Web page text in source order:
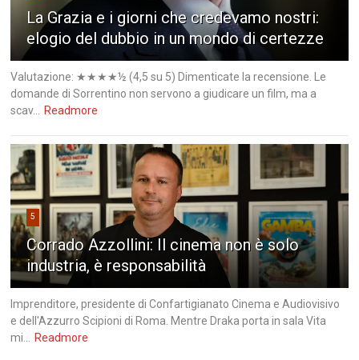
La Grazia e i giorni che credevamo nostri:
elogio del dubbio in un mondo di certezze
Valutazione: ★★★★½ (4,5 su 5) Dimenticate la recensione. Le
domande di Sorrentino non servono a giudicare un film, ma a
scav... Readmore
5
Corrado Azzollini: Il cinema non è solo
industria, è responsabilità
Imprenditore, presidente di Confartigianato Cinema e Audiovisivo
e dell'Azzurro Scipioni di Roma. Mentre Draka porta in sala Vita
mi... Readmore